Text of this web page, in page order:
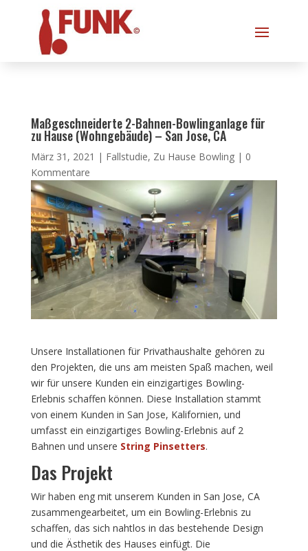
Maßgeschneiderte 2-Bahnen-Bowlinganlage für
zu Hause (Wohngebäude) – San Jose, CA
März 31, 2021 | Fallstudie, Zu Hause Bowling| 0
Kommentare
Unsere Installationen für Privathaushalte gehören zu
den Projekten, die uns am meisten Spaß machen, weil
wir für unsere Kunden ein einzigartiges Bowling-
Erlebnis schaffen können. Diese Installation stammt
von einem Kunden in San Jose, Kalifornien, und
umfasst ein einzigartiges Bowling-Erlebnis auf 2
Bahnen und unsere String Pinsetters.
Das Projekt
Wir haben eng mit unserem Kunden in San Jose, CA
zusammengearbeitet, um ein Bowling-Erlebnis zu
schaffen, das sich nahtlos in das bestehende Design
und die Ästhetik des Hauses einfügt. Die